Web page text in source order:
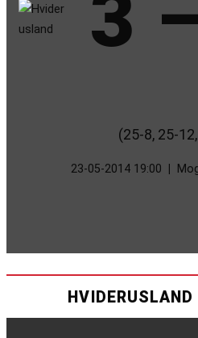
3
(25-8, 25-
23-05-2014 19:00